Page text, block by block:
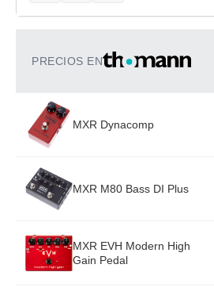
PRECIOS EN
MXR Dynacomp
MXR M80 Bass DI Plus
MXR EVH Modern High
Gain Pedal